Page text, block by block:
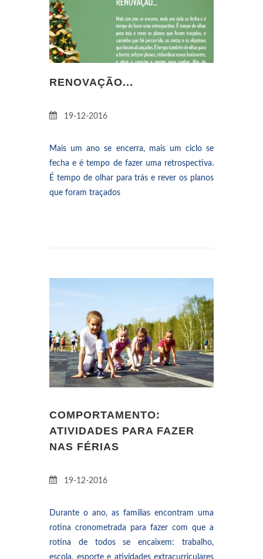
RENOVAÇÃO...
19-12-2016
Mais um ano se encerra, mais um ciclo se
fecha e é tempo de fazer uma retrospectiva.
É tempo de olhar para trás e rever os planos
que foram traçados
COMPORTAMENTO:
ATIVIDADES PARA FAZER
NAS FÉRIAS
19-12-2016
Durante o ano, as famílias encontram uma
rotina cronometrada para fazer com que a
rotina de todos se encaixem: trabalho,
escola, esporte e atividades extracurriculares